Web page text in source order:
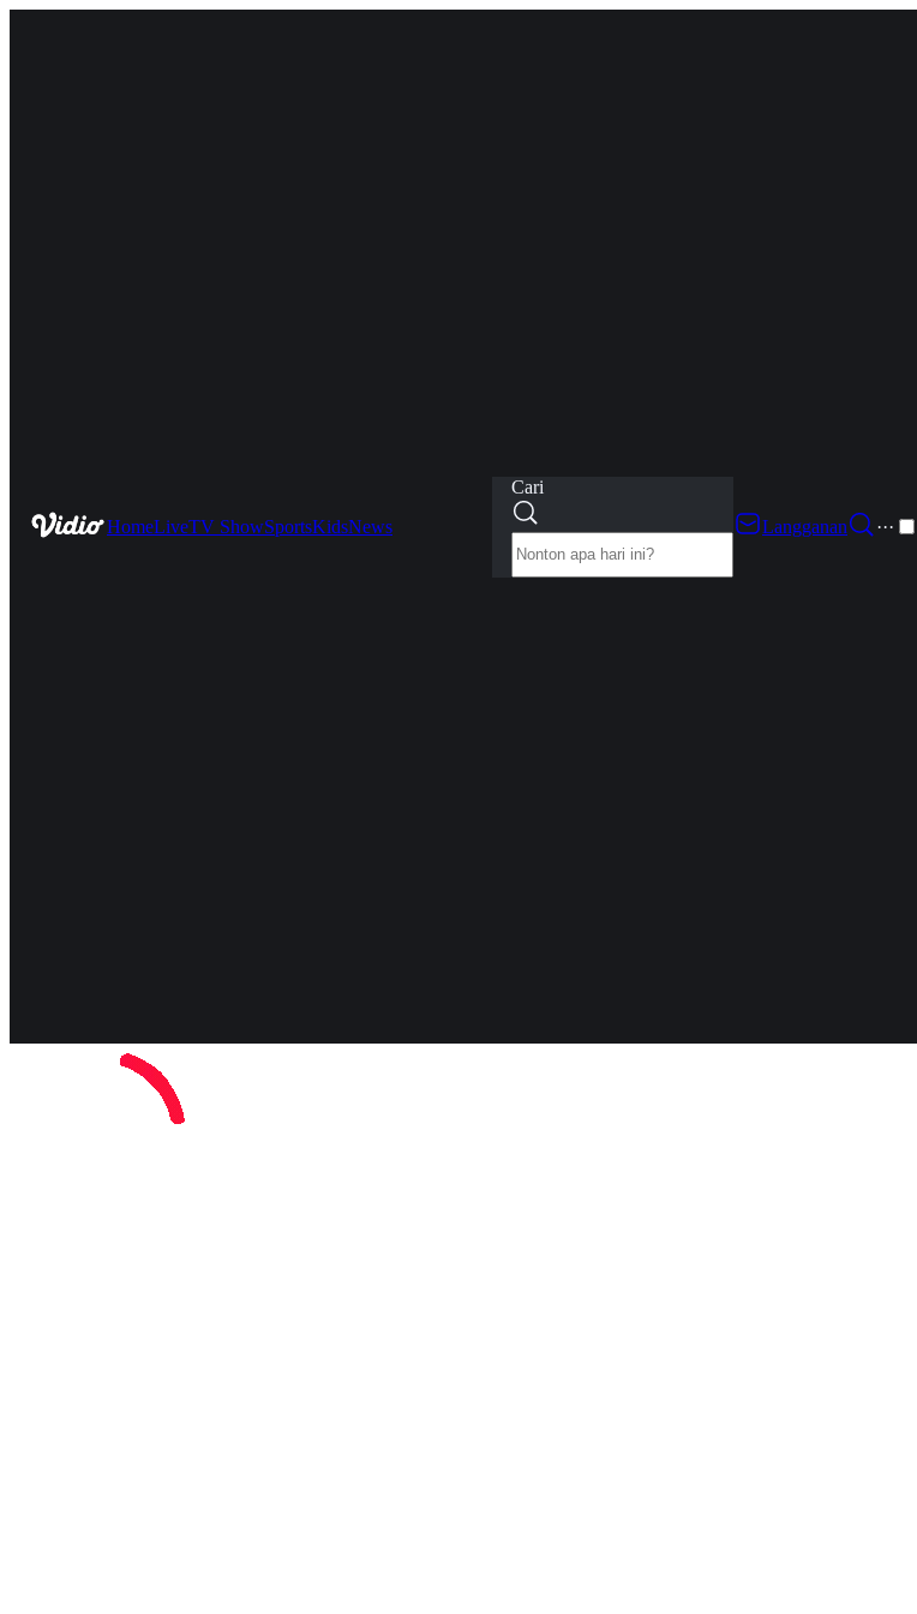
HomeLiveTV ShowSportsKidsNews
Cari
Langganan
···